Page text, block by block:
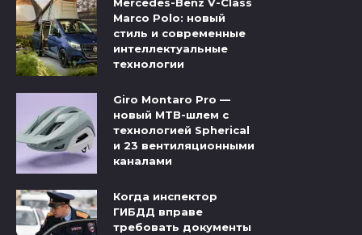
Mercedes-Benz V-Class
Marco Polo: новый
стиль и современные
интеллектуальные
технологии
Giro Montaro Pro —
новый MTB-шлем с
технологией Spherical
и 23 вентиляционными
каналами
Когда инспектор
ГИБДД вправе
требовать документы